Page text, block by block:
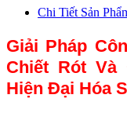
Chi Tiết Sản
Giải Pháp
Chiết Rót Và
Hiện Đại Hóa